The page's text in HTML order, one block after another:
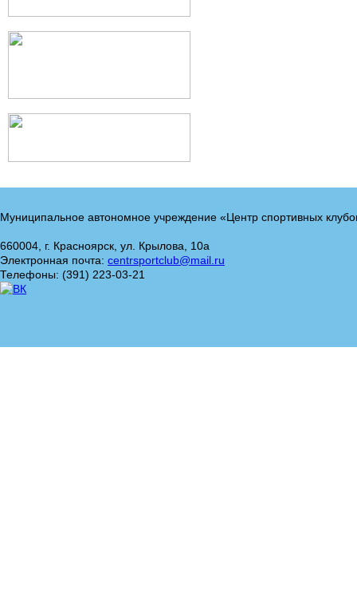
Муниципальное автономное учреждение «Центр спортивных
660004, г. Красноярск, ул. Крылова, 10а
Электронная почта: centrsportclub@mail.ru
Телефоны: (391) 223-03-21